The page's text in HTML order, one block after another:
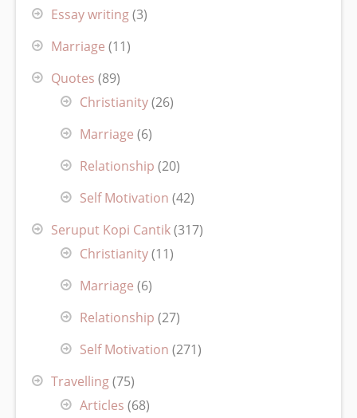
Essay writing(3)
Marriage (11)
Quotes (89)
Christianity(26)
Marriage (6)
Relationship (20)
Self Motivation (42)
Seruput Kopi Cantik(317)
Christianity(11)
Marriage (6)
Relationship (27)
Self Motivation (271)
Travelling(75)
Articles (68)